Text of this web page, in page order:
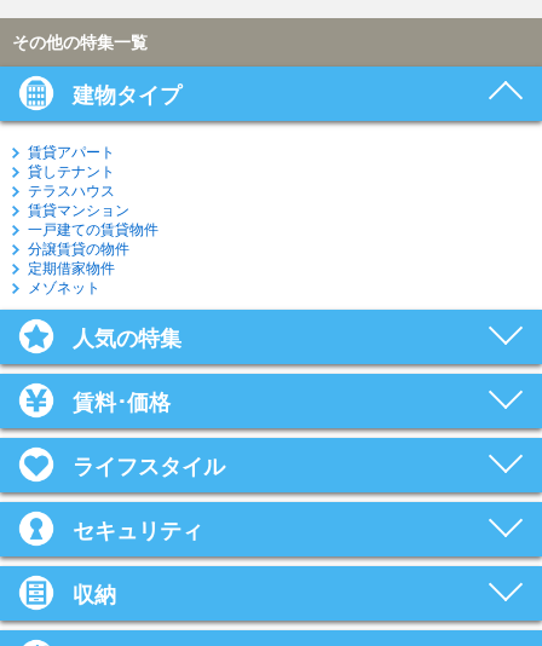
その他の特集一覧
建物タイプ
賃貸アパート
貸しテナント
テラスハウス
賃貸マンション
一戸建ての賃貸物件
分譲賃貸の物件
定期借家物件
メゾネット
人気の特集
賃料･価格
ライフスタイル
セキュリティ
収納